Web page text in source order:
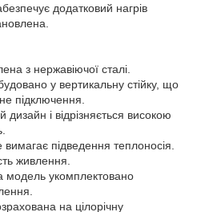
додатковий нагрів
з нержавіючої сталі.
у вертикальну стійку, що
підключення.
і відрізняється високою
підведення теплоносія.
живлення.
модель укомплектовано
на цілорічну